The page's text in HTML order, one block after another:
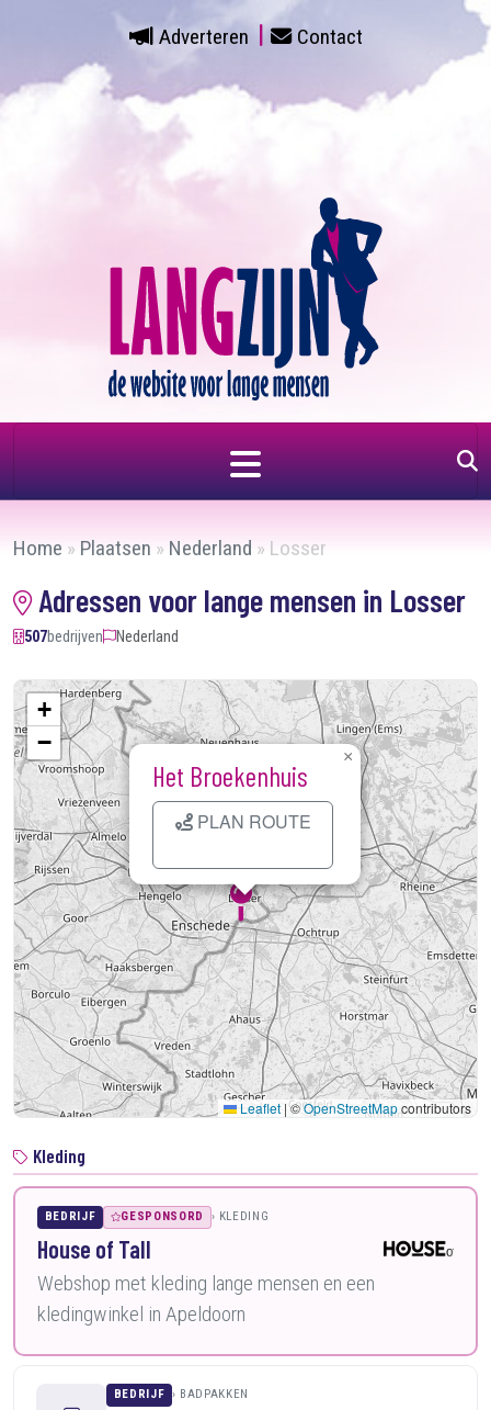
Adverteren Contact
Home » Plaatsen » Nederland » Losser
Adressen voor lange mensen in Losser
507bedrijven Nederland
Kaart laden...
Het Broekenhuis
PLAN ROUTE
×
+
−
Leaflet |©OpenStreetMapcontributors
Kleding
BEDRIJF GESPONSORD KLEDING
House of Tall
Webshop met kleding lange mensen en een
kledingwinkel in Apeldoorn
BEDRIJF BADPAKKEN